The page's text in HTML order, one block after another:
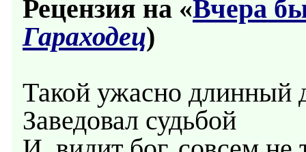
Рецензия на «Вчера
Гараходец)
Такой ужасно длинный
Заведовал судьбой